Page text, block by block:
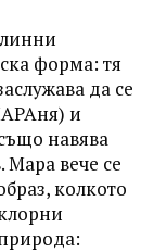
форма: тя
да се
и
навява
Мара вече се
колкото